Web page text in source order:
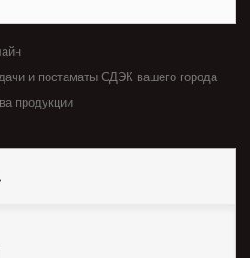
и постаматы СДЭК вашего города
продукции